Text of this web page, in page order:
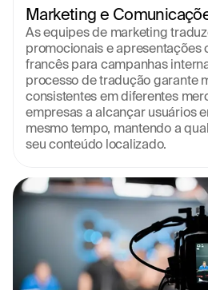
Marketing e
As equipes de marketing
promocionais e apresentações
francês para campanhas
processo de tradução garante
consistentes em diferentes
empresas a alcançar usuários
mesmo tempo, mantendo a
seu conteúdo localizado.